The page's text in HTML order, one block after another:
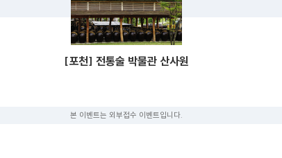
[포천] 전통술 박물관 산사원
본 이벤트는 외부접수 이벤트입니다.